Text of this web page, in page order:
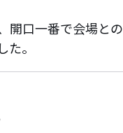
開口一番で会場と
。